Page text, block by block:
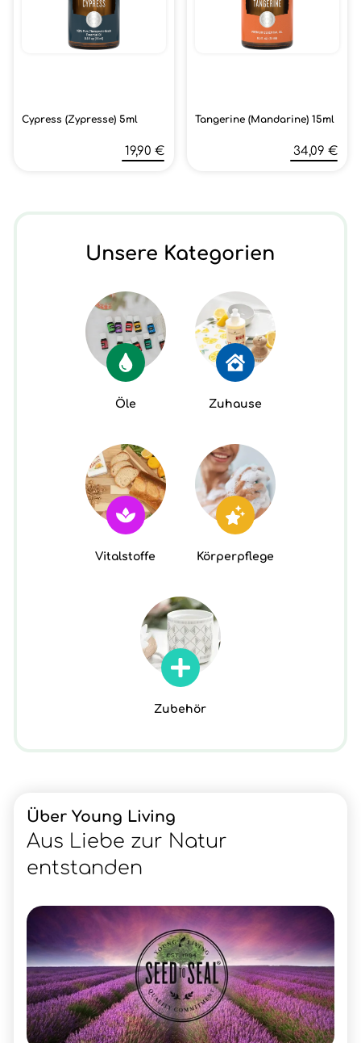
Cypress (Zypresse) 5ml
19,90 €
Tangerine (Mandarine) 15ml
34,09 €
Unsere Kategorien
Öle Zuhause
Vitalstoffe Körperpflege
Zubehör
Über Young Living
Aus Liebe zur Natur
entstanden